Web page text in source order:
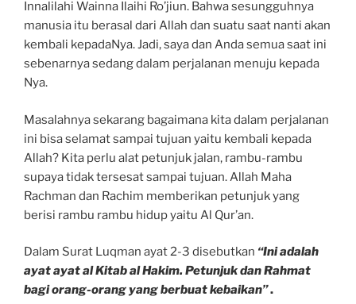
Innalilahi Wainna Ilaihi Ro’jiun. Bahwa sesungguhnya
manusia itu berasal dari Allah dan suatu saat nanti akan
kembali kepadaNya. Jadi, saya dan Anda semua saat ini
sebenarnya sedang dalam perjalanan menuju kepada
Nya.
Masalahnya sekarang bagaimana kita dalam perjalanan
ini bisa selamat sampai tujuan yaitu kembali kepada
Allah? Kita perlu alat petunjuk jalan, rambu-rambu
supaya tidak tersesat sampai tujuan. Allah Maha
Rachman dan Rachim memberikan petunjuk yang
berisi rambu rambu hidup yaitu Al Qur’an.
Dalam Surat Luqman ayat 2-3 disebutkan “Ini adalah
ayat ayat al Kitab al Hakim. Petunjuk dan Rahmat
bagi orang-orang yang berbuat kebaikan”.